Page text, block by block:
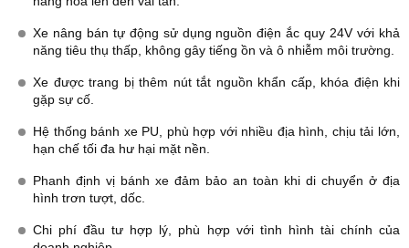
Xe nâng bán tự động sử dụng nguồn điện ắc quy 24V với khả
năng tiêu thụ thấp, không gây tiếng ồn và ô nhiễm môi trường.
Xe được trang bị thêm nút tắt nguồn khẩn cấp, khóa điện khi
gặp sự cố.
Hệ thống bánh xe PU, phù hợp với nhiều địa hình, chịu tải lớn,
hạn chế tối đa hư hại mặt nền.
Phanh định vị bánh xe đảm bảo an toàn khi di chuyển ở địa
hình trơn tượt, dốc.
Chi phí đầu tư hợp lý, phù hợp với tình hình tài chính của